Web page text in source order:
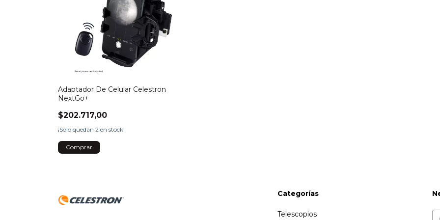
Adaptador De Celular Celestron
NextGo+
$202.717,00
¡Solo quedan 2 en stock!
Categorías
Telescopios